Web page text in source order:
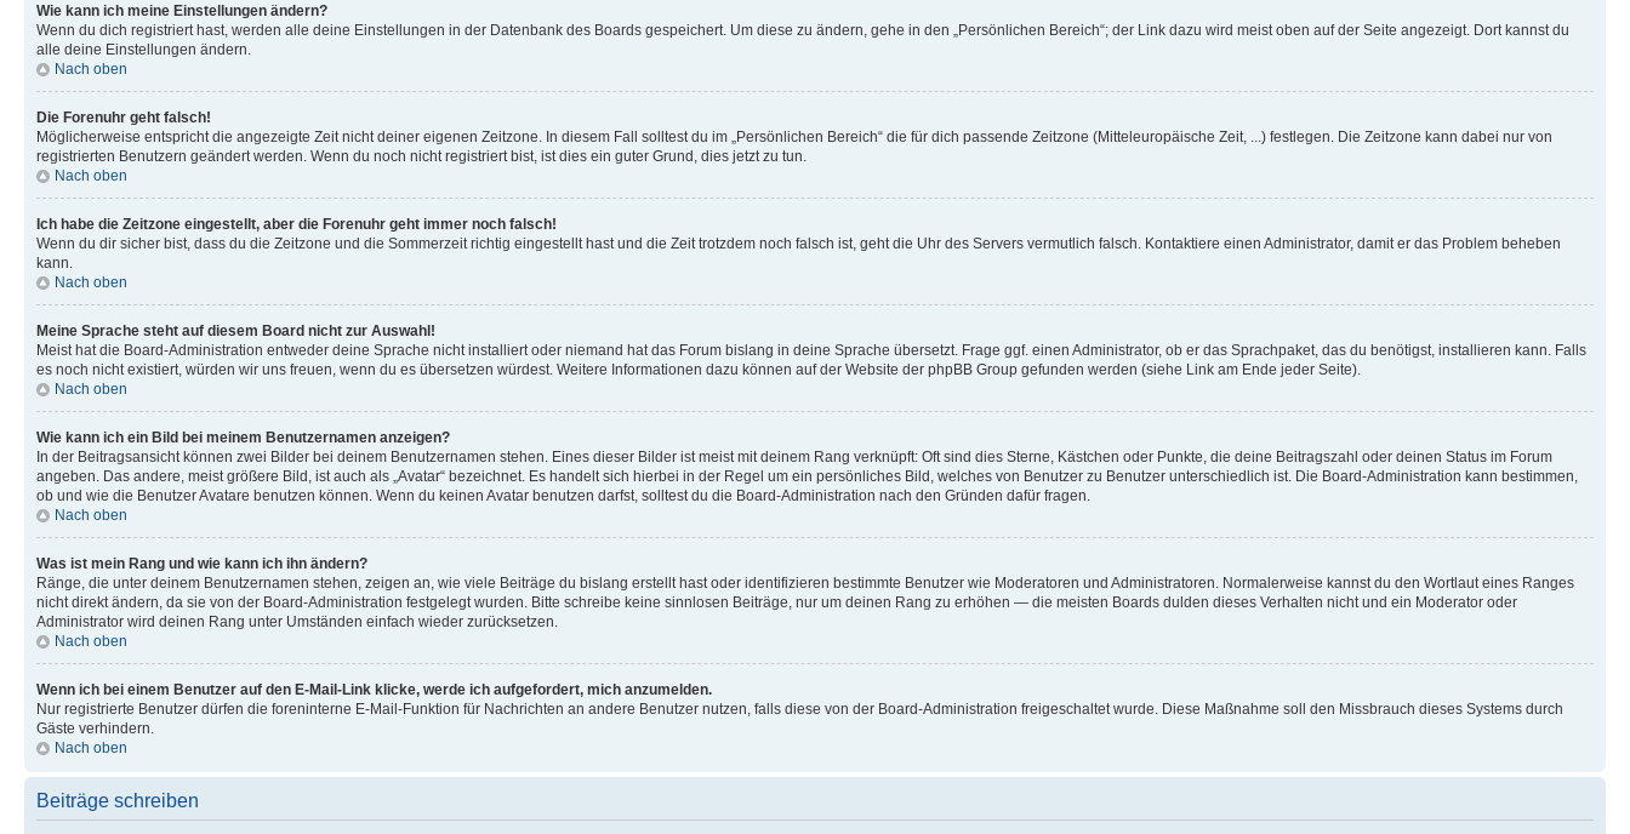
Wie kann ich meine Einstellungen ändern?
Wenn du dich registriert hast, werden alle deine Einstellungen in der Datenbank des Boards gespeichert. Um diese zu ändern, gehe in den „Persönlichen Bereich“; der Link dazu wird meist oben auf der Seite angezeigt. Dort kannst du
alle deine Einstellungen ändern.
Nach oben
Die Forenuhr geht falsch!
Möglicherweise entspricht die angezeigte Zeit nicht deiner eigenen Zeitzone. In diesem Fall solltest du im „Persönlichen Bereich“ die für dich passende Zeitzone (Mitteleuropäische Zeit, ...) festlegen. Die Zeitzone kann dabei nur von
registrierten Benutzern geändert werden. Wenn du noch nicht registriert bist, ist dies ein guter Grund, dies jetzt zu tun.
Nach oben
Ich habe die Zeitzone eingestellt, aber die Forenuhr geht immer noch falsch!
Wenn du dir sicher bist, dass du die Zeitzone und die Sommerzeit richtig eingestellt hast und die Zeit trotzdem noch falsch ist, geht die Uhr des Servers vermutlich falsch. Kontaktiere einen Administrator, damit er das Problem beheben
kann.
Nach oben
Meine Sprache steht auf diesem Board nicht zur Auswahl!
Meist hat die Board-Administration entweder deine Sprache nicht installiert oder niemand hat das Forum bislang in deine Sprache übersetzt. Frage ggf. einen Administrator, ob er das Sprachpaket, das du benötigst, installieren kann. Falls
es noch nicht existiert, würden wir uns freuen, wenn du es übersetzen würdest. Weitere Informationen dazu können auf der Website der phpBB Group gefunden werden (siehe Link am Ende jeder Seite).
Nach oben
Wie kann ich ein Bild bei meinem Benutzernamen anzeigen?
In der Beitragsansicht können zwei Bilder bei deinem Benutzernamen stehen. Eines dieser Bilder ist meist mit deinem Rang verknüpft: Oft sind dies Sterne, Kästchen oder Punkte, die deine Beitragszahl oder deinen Status im Forum
angeben. Das andere, meist größere Bild, ist auch als „Avatar“ bezeichnet. Es handelt sich hierbei in der Regel um ein persönliches Bild, welches von Benutzer zu Benutzer unterschiedlich ist. Die Board-Administration kann bestimmen,
ob und wie die Benutzer Avatare benutzen können. Wenn du keinen Avatar benutzen darfst, solltest du die Board-Administration nach den Gründen dafür fragen.
Nach oben
Was ist mein Rang und wie kann ich ihn ändern?
Ränge, die unter deinem Benutzernamen stehen, zeigen an, wie viele Beiträge du bislang erstellt hast oder identifizieren bestimmte Benutzer wie Moderatoren und Administratoren. Normalerweise kannst du den Wortlaut eines Ranges
nicht direkt ändern, da sie von der Board-Administration festgelegt wurden. Bitte schreibe keine sinnlosen Beiträge, nur um deinen Rang zu erhöhen — die meisten Boards dulden dieses Verhalten nicht und ein Moderator oder
Administrator wird deinen Rang unter Umständen einfach wieder zurücksetzen.
Nach oben
Wenn ich bei einem Benutzer auf den E-Mail-Link klicke, werde ich aufgefordert, mich anzumelden.
Nur registrierte Benutzer dürfen die foreninterne E-Mail-Funktion für Nachrichten an andere Benutzer nutzen, falls diese von der Board-Administration freigeschaltet wurde. Diese Maßnahme soll den Missbrauch dieses Systems durch
Gäste verhindern.
Nach oben
Beiträge schreiben